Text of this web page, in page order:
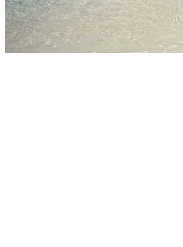
Demande d'info
09 83 40 65 79